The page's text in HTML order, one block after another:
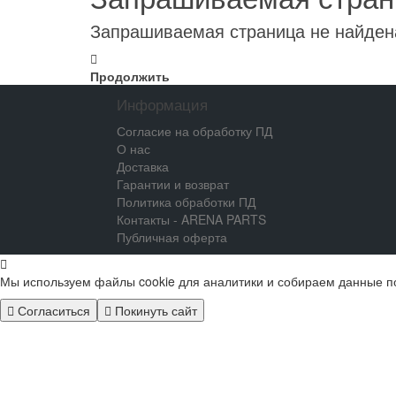
Запрашиваемая страница не
Продолжить
Информация
Согласие на обработку ПД
О нас
Доставка
Гарантии и возврат
Политика обработки ПД
Контакты - ARENA PARTS
Публичная оферта
Мы используем файлы cookie для аналитики и собираем данные
Согласиться
Покинуть сайт